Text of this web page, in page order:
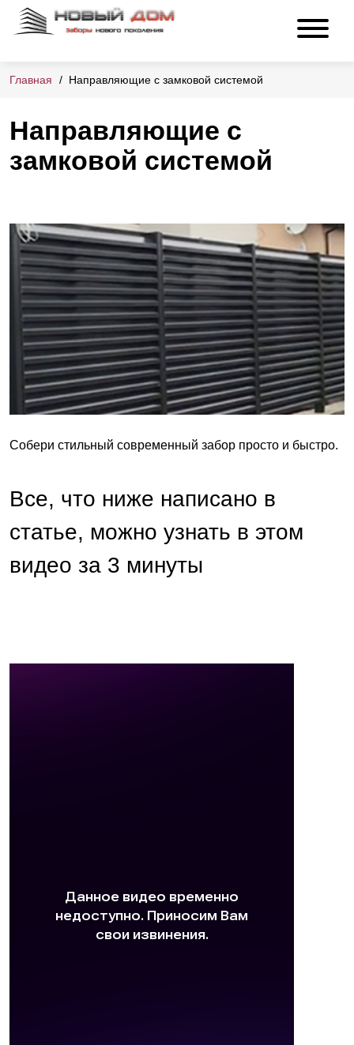
Главная Направляющие с замковой системой
Направляющие с
замковой системой
Собери стильный современный забор просто и быстро.
Все, что ниже написано в
статье, можно узнать в этом
видео за 3 минуты